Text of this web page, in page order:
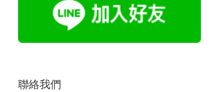
聯絡我們